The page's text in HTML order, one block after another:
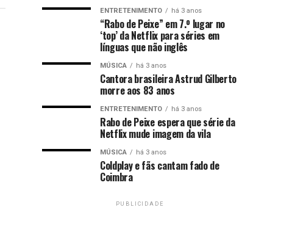
ENTRETENIMENTO há 3 anos
“Rabo de Peixe” em 7.º lugar no
‘top’ da Netflix para séries em
línguas que não inglês
MÚSICA há 3 anos
Cantora brasileira Astrud Gilberto
morre aos 83 anos
ENTRETENIMENTO há 3 anos
Rabo de Peixe espera que série da
Netflix mude imagem da vila
MÚSICA há 3 anos
Coldplay e fãs cantam fado de
Coimbra
PUBLICIDADE